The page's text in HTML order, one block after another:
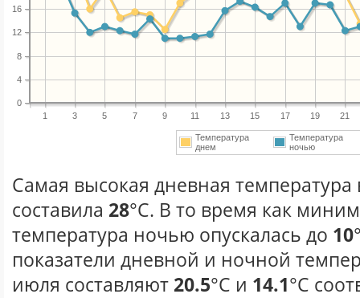
1 3 5 7 9 11 13 15 17 19 21
0
4
8
12
16
Температура
днем
Температура
ночью
Самая высокая дневная температура
составила 28°С. В то время как
температура ночью опускалась до 10
показатели дневной и ночной
июля составляют 20.5°С и 14.1°С